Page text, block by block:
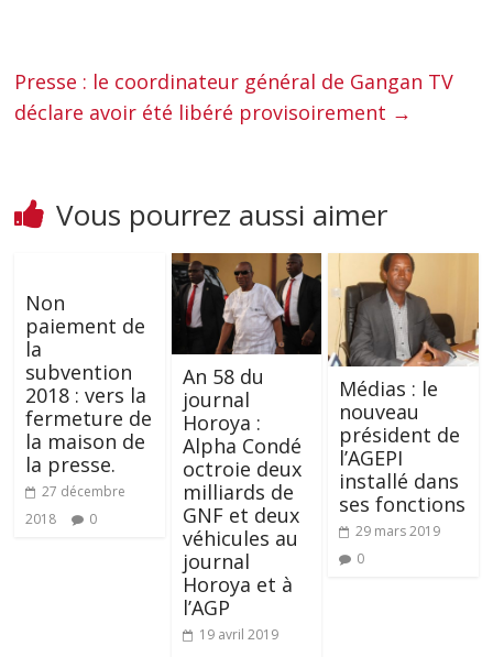
Presse : le coordinateur général de Gangan TV
déclare avoir été libéré provisoirement →
Vous pourrez aussi aimer
Non
paiement de
la
subvention
2018 : vers la
fermeture de
la maison de
la presse.
27 décembre
2018
0
An 58 du
journal
Horoya :
Alpha Condé
octroie deux
milliards de
GNF et deux
véhicules au
journal
Horoya et à
l’AGP
19 avril 2019
Médias : le
nouveau
président de
l’AGEPI
installé dans
ses fonctions
29 mars 2019
0